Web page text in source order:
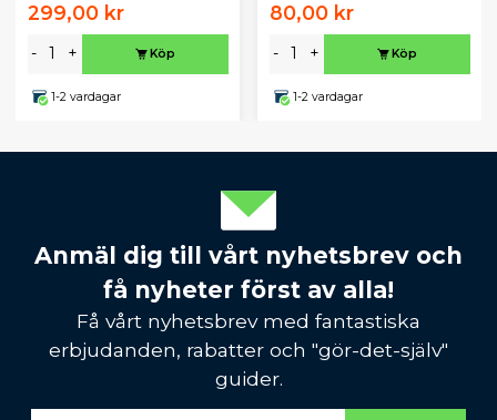
299,00 kr
- + Köp
1-2 vardagar
80,00 kr
- + Köp
1-2 vardagar
Anmäl dig till vårt nyhetsbrev och
få nyheter först av alla!
Få vårt nyhetsbrev med fantastiska
erbjudanden, rabatter och "gör-det-själv"
guider.